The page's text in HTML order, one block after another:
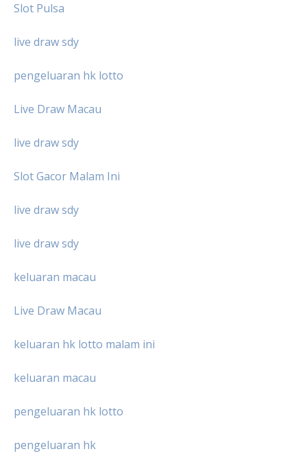
Slot Pulsa
live draw sdy
pengeluaran hk lotto
Live Draw Macau
live draw sdy
Slot Gacor Malam Ini
live draw sdy
live draw sdy
keluaran macau
Live Draw Macau
keluaran hk lotto malam ini
keluaran macau
pengeluaran hk lotto
pengeluaran hk